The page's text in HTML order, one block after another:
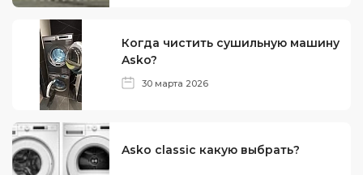
Когда чистить сушильную машину
Asko?
30 марта 2026
Asko classic какую выбрать?